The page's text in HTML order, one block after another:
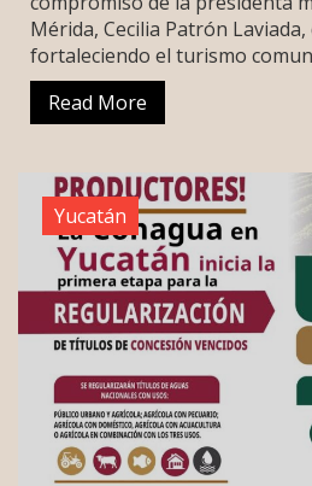
Mérida, Cecilia Patrón
fortaleciendo el turismo
Read More
Yucatán